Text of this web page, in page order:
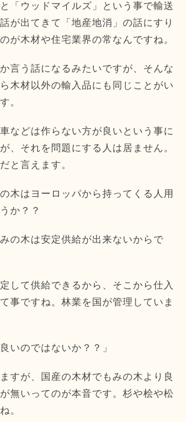
「ウッドマイルズ」という事で輸送
が出てきて「地産地消」の話にすり
が木材や住宅業界の常なんですね。
言う話になるみたいですが、そんな
木材以外の輸入品にも同じことがい
。
などは作らない方が良いという事に
、それを問題にする人は居ません。
と言えます。
木はヨーロッパから持ってくる人用
か？？
の木は安定供給が出来ないからで
して供給できるから、そこから仕入
事ですね。林業を国が管理していま
いのではないか？？」
すが、国産の木材でもみの木より良
無いってのが本音です。杉や桧や松
。